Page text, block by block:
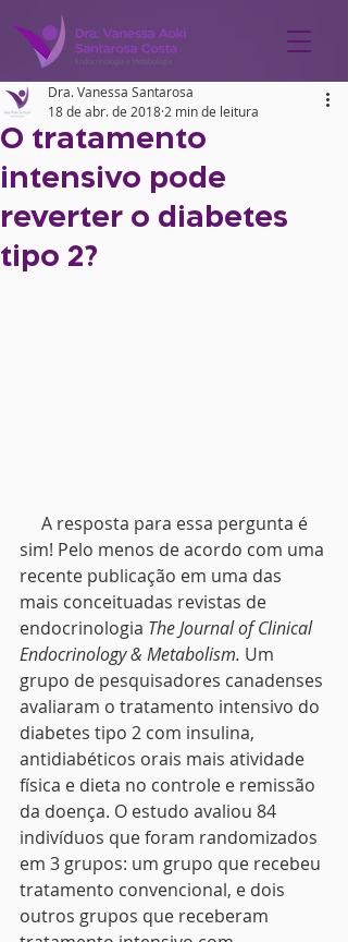
O tratamento
intensivo pode
reverter o diabetes
tipo 2?
Dra. Vanessa Santarosa
18 de abr. de 2018 2 min de leitura
sim! Pelo menos de acordo com uma
recente publicação em uma das
mais conceituadas revistas de
endocrinologia The Journal of Clinical
Endocrinology & Metabolism. Um
grupo de pesquisadores canadenses
avaliaram o tratamento intensivo do
diabetes tipo 2 com insulina,
antidiabéticos orais mais atividade
física e dieta no controle e remissão
da doença. O estudo avaliou 84
indivíduos que foram randomizados
em 3 grupos: um grupo que recebeu
tratamento convencional, e dois
outros grupos que receberam